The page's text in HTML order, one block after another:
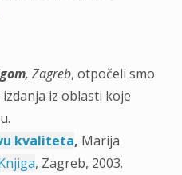
, Zagreb, otpočeli smo
iz oblasti koje
kvaliteta, Marija
, Zagreb, 2003.